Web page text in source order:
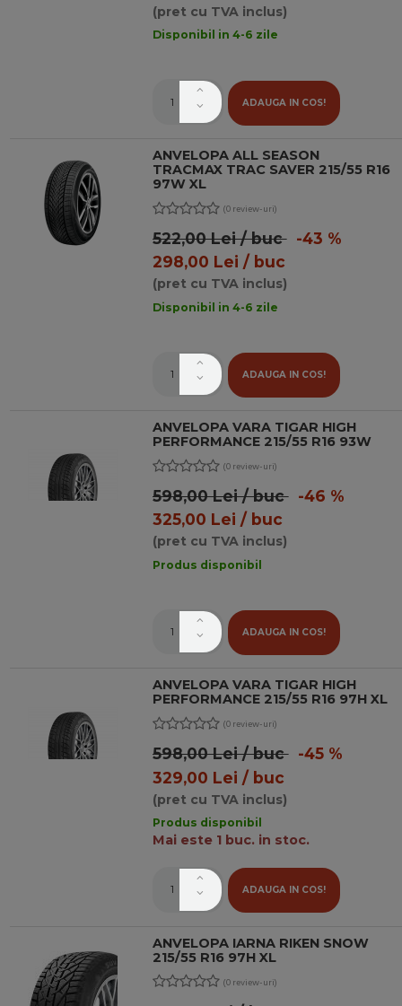
(pret cu TVA inclus)
Disponibil in 4-6 zile
ADAUGA IN COS!
ANVELOPA ALL SEASON
TRACMAX TRAC SAVER 215/55 R16
97W XL
(0 review-uri)
522,00 Lei / buc-43 %
298,00 Lei / buc
(pret cu TVA inclus)
Disponibil in 4-6 zile
ADAUGA IN COS!
ANVELOPA VARA TIGAR HIGH
PERFORMANCE 215/55 R16 93W
(0 review-uri)
598,00 Lei / buc-46 %
325,00 Lei / buc
(pret cu TVA inclus)
Produs disponibil
ADAUGA IN COS!
ANVELOPA VARA TIGAR HIGH
PERFORMANCE 215/55 R16 97H XL
(0 review-uri)
598,00 Lei / buc-45 %
329,00 Lei / buc
(pret cu TVA inclus)
Produs disponibil
Mai este 1 buc. in stoc.
ADAUGA IN COS!
ANVELOPA IARNA RIKEN SNOW
215/55 R16 97H XL
(0 review-uri)